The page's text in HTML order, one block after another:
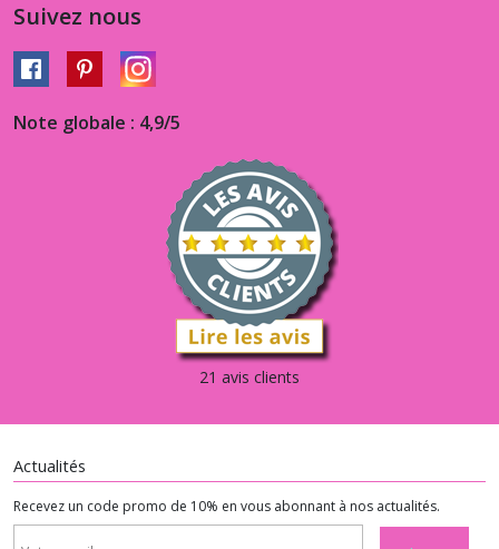
Suivez nous
Note globale : 4,9/5
21 avis clients
Actualités
Recevez un code promo de 10% en vous abonnant à nos actualités.